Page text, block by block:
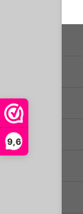
9,6